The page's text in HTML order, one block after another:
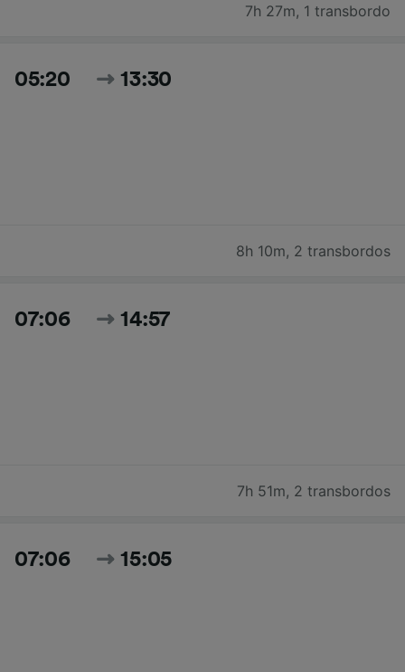
7h 27m, 1 transbordo
05:20 13:30
8h 10m, 2 transbordos
07:06 14:57
7h 51m, 2 transbordos
07:06 15:05